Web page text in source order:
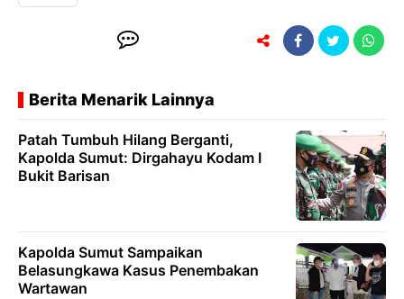
Berita Menarik Lainnya
Patah Tumbuh Hilang Berganti,
Kapolda Sumut: Dirgahayu Kodam I
Bukit Barisan
Kapolda Sumut Sampaikan
Belasungkawa Kasus Penembakan
Wartawan